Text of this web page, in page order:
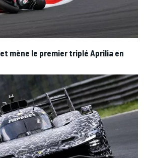
mène le premier triplé Aprilia en